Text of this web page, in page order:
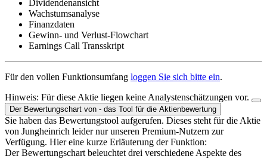
Dividendenansicht
Wachstumsanalyse
Finanzdaten
Gewinn- und Verlust-Flowchart
Earnings Call Transskript
Für den vollen Funktionsumfang loggen Sie sich bitte ein.
Hinweis: Für diese Aktie liegen keine Analystenschätzungen vor.
Der Bewertungschart von - das Tool für die Aktienbewertung
Sie haben das Bewertungstool aufgerufen. Dieses steht für die Aktie
von Jungheinrich leider nur unseren Premium-Nutzern zur
Verfügung. Hier eine kurze Erläuterung der Funktion:
Der Bewertungschart beleuchtet drei verschiedene Aspekte des